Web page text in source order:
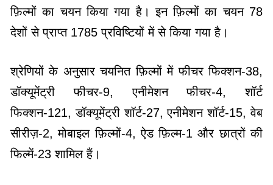
फ़िल्मों का चयन किया गया है। इन फ़िल्मों का चयन 78
देशों से प्राप्त 1785 प्रविष्टियों में से किया गया है।
श्रेणियों के अनुसार चयनित फ़िल्मों में फीचर फिक्शन-38,
डॉक्यूमेंट्री फीचर-9, एनीमेशन फीचर-4, शॉर्ट
फिक्शन-121, डॉक्यूमेंट्री शॉर्ट-27, एनीमेशन शॉर्ट-15, वेब
सीरीज़-2, मोबाइल फ़िल्मों-4, ऐड फ़िल्म-1 और छात्रों की
फिल्में-23 शामिल हैं।